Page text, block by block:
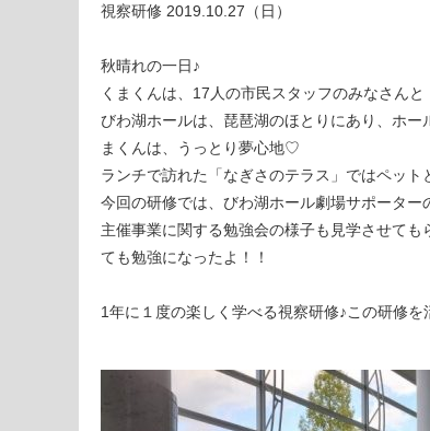
視察研修 2019.10.27（日）
秋晴れの一日♪
くまくんは、17人の市民スタッフのみなさん
びわ湖ホールは、琵琶湖のほとりにあり、ホ
まくんは、うっとり夢心地♡
ランチで訪れた「なぎさのテラス」ではペッ
今回の研修では、びわ湖ホール劇場サポータ
主催事業に関する勉強会の様子も見学させて
ても勉強になったよ！！
1年に１度の楽しく学べる視察研修♪この研修